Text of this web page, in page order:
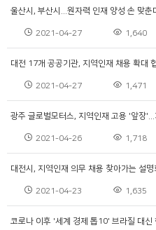
울산시, 부산시...원자력 인재 양성 손 맞춘
2021-04-27 1,640
대전 17개 공공기관, 지역인재 채용 확대
2021-04-27 1,471
광주 글로벌모터스, 지역인재 고용 '앞장
2021-04-26 1,718
대전시, 지역인재 의무 채용 찾아가는 설
2021-04-23 1,635
코로나 이후 '세계 경제 톱10' 브라질 대신